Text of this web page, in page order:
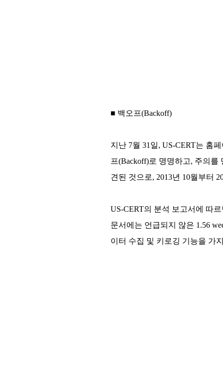
■ 백오프(Backoff)
지난 7월 31일, US-CERT는 홈
프(Backoff)로 명명하고, 주의
견된 것으로, 2013년 10월부터
US-CERT의 분석 보고서에 따
문서에는 언급되지 않은 1.56
이터 수집 및 키로깅 기능을 가